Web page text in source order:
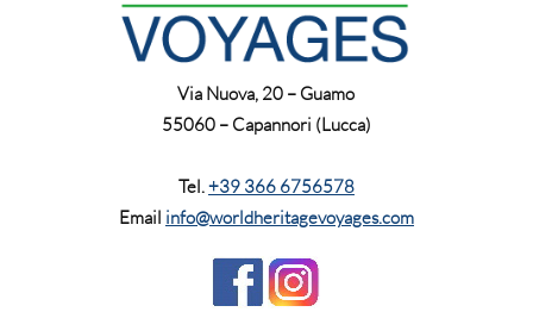
Via Nuova, 20 – Guamo
55060 – Capannori (Lucca)
Tel.+39 366 6756578
Email info@worldheritagevoyages.com